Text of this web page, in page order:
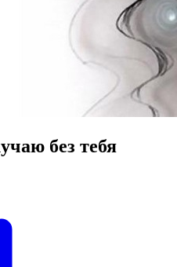
без тебя